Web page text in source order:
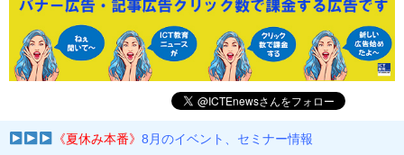
《夏休み本番》8月のイベント、セミナー情報